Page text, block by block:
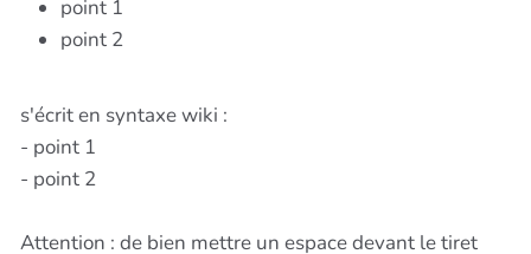
point 1
point 2
s'écrit en syntaxe wiki :
- point 1
- point 2
Attention : de bien mettre un espace devant le tiret